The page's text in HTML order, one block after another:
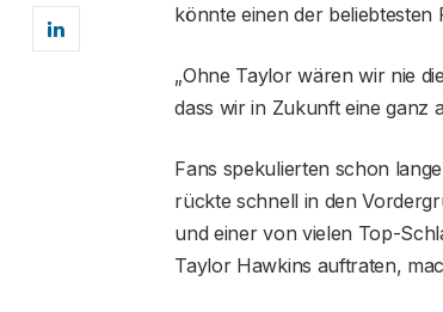
könnte einen der beliebtesten
„Ohne Taylor wären wir nie
dass wir in Zukunft eine ganz
Fans spekulierten schon
rückte schnell in den
und einer von vielen Top-
Taylor Hawkins auftraten,